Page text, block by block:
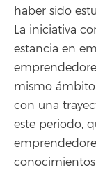
haber sido
La iniciativa
estancia en
mismo
con una
este periodo,